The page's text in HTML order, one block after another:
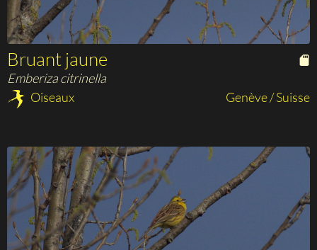
Bruant jaune
Emberiza citrinella
Oiseaux
Genève / Suisse